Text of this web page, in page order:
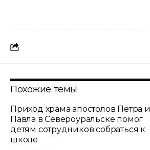
Похожие темы
Приход храма апостолов Петра и
Павла в Североуральске помог
детям сотрудников собраться к
школе